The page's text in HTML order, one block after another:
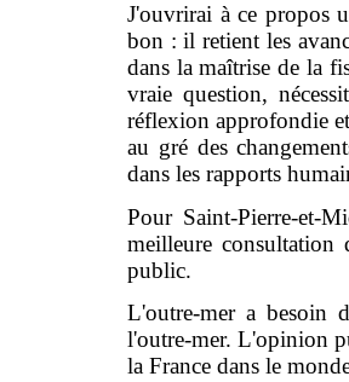
J'ouvrirai à ce propos
bon : il retient les
dans la maîtrise de la
vraie question,
réflexion approfondie
au gré des
dans les rapports
Pour Saint-Pierre-et-
meilleure consultation
public.
L'outre-mer a besoin
l'outre-mer. L'opinion
la France dans le